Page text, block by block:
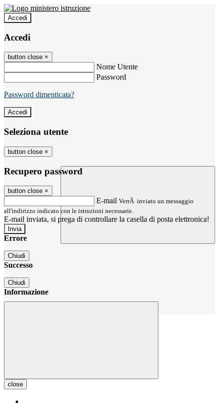
Accedi
Accedi
button close ×
Nome Utente
Password
Password dimenticata?
Seleziona utente
button close ×
Recupero password
button close ×
E-mail VerrÃ inviato un messaggio
all'indirizzo indicato con le istruzioni necessarie.
E-mail inviata, si prega di controllare la casella di posta elettronica!
Errore
Chiudi
Successo
Chiudi
Informazione
close